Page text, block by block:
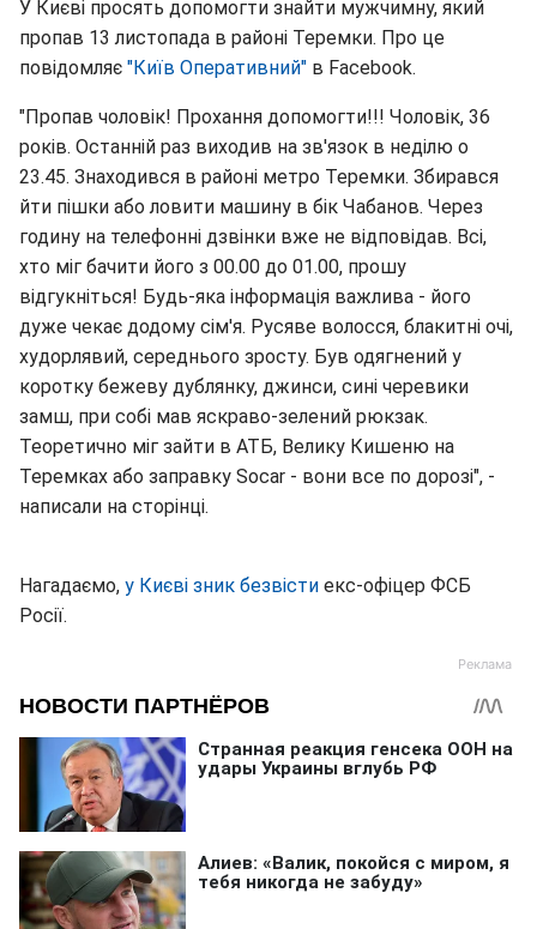
У Києві просять допомогти знайти мужчимну, який
пропав 13 листопада в районі Теремки. Про це
повідомляє "Київ Оперативний" в Facebook.
"Пропав чоловік! Прохання допомогти!!! Чоловік, 36
років. Останній раз виходив на зв'язок в неділю о
23.45. Знаходився в районі метро Теремки. Збирався
йти пішки або ловити машину в бік Чабанов. Через
годину на телефонні дзвінки вже не відповідав. Всі,
хто міг бачити його з 00.00 до 01.00, прошу
відгукніться! Будь-яка інформація важлива - його
дуже чекає додому сім'я. Русяве волосся, блакитні очі,
худорлявий, середнього зросту. Був одягнений у
коротку бежеву дублянку, джинси, сині черевики
замш, при собі мав яскраво-зелений рюкзак.
Теоретично міг зайти в АТБ, Велику Кишеню на
Теремках або заправку Socar - вони все по дорозі", -
написали на сторінці.
Нагадаємо, у Києві зник безвісти екс-офіцер ФСБ
Росії.